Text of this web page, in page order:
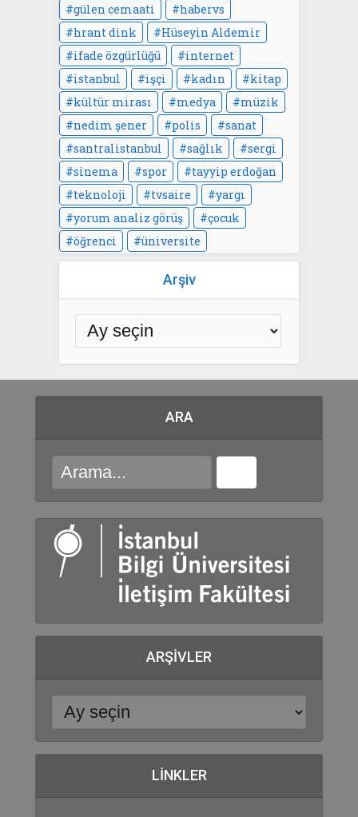
gülen cemaati
habervs
hrant dink
Hüseyin Aldemir
ifade özgürlüğü
internet
istanbul
işçi kadın
kitap
kültür mirası
medya
müzik
nedim şener
polis
sanat
santralistanbul
sağlık
sergi
sinema
spor
tayyip erdoğan
teknoloji
tvsaire
yargı
yorum analiz görüş
çocuk
öğrenci
üniversite
Arşiv
ARA
ARŞIVLER
LINKLER